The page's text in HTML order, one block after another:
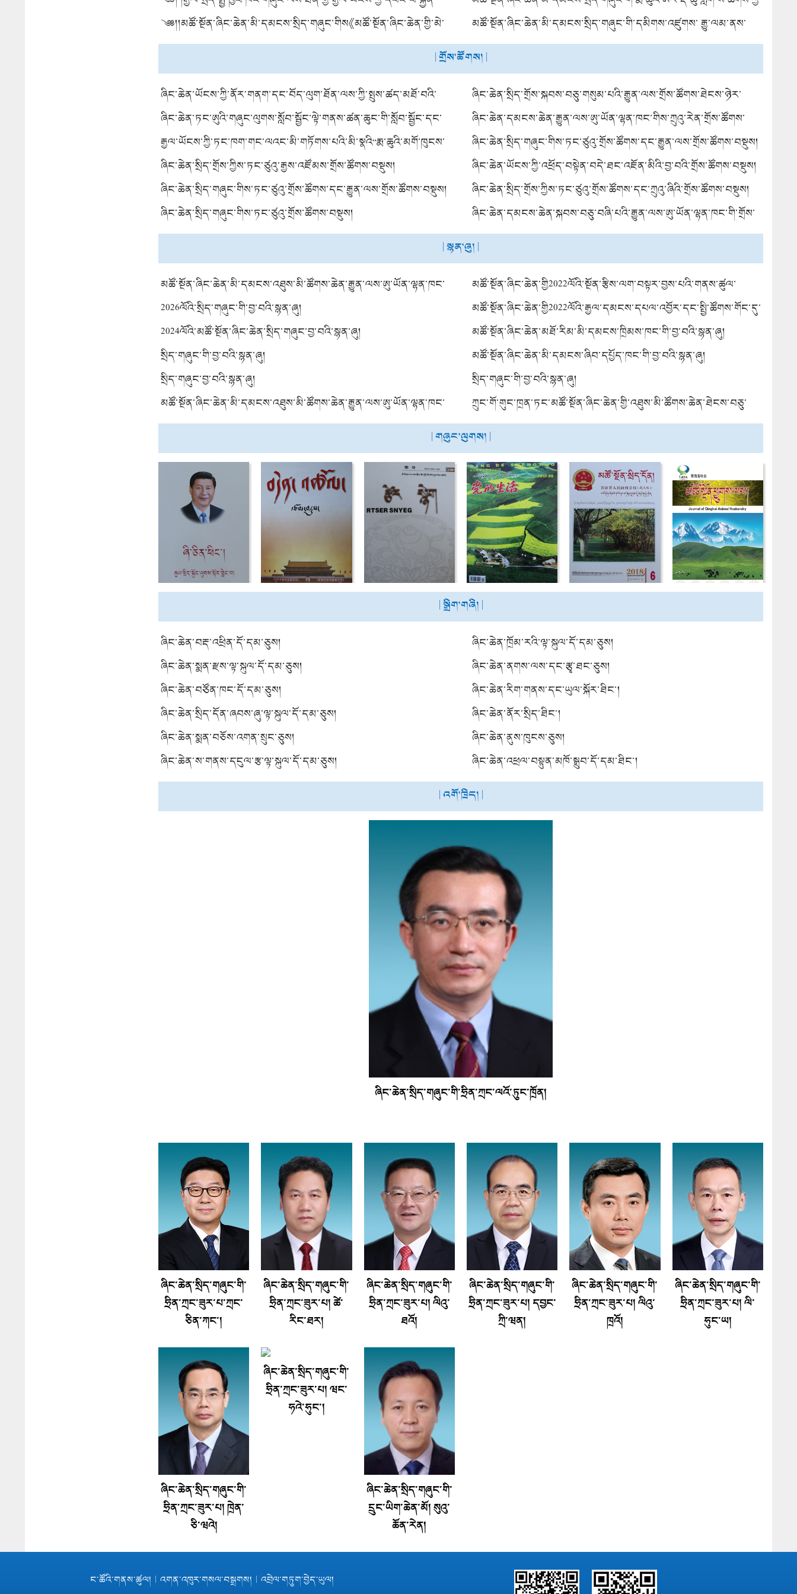
ཅན་ལ་དཔེ་འཐེན་བརྟག་དཔྱད་ཐེངས་གསུམ་པ་བྱེད་པའི་སྐོར་གྱི་བརྡ་སྦྱོར།
༄༅།།མཚོ་སྔོན་ཞིང་ཆེན་མི་དམངས་སྲིད་གཞུང་གིས《མཚོ་སྔོན་ཞིང་ཆེན་གྱི་མེ་
གསོད་བདེ་འཇགས་ཀྱི་འགན་ཁུར་གཏན་འབེབས》དཔར་འགྲེམ་བྱས་པའི་སྐོར་གྱི་
བརྡ་སྦྱོར།
ལས་གྲྭ་སྐྲུན་ས་གཞུང་བསྡུ་བྱས་པའི་ཁྱབ་ཁོངས་སུ་འཛུགས་སྐྲུན་ལས་གཞི་གསར་
འཛུགས་དང་མི་འབོར་སྤོ་སྡོད་བྱེད་མི་ཆོག་པའི་སྐོར་གྱི་ཁྱབ་བརྡ།
མཚོ་སྔོན་ཞིང་ཆེན་མི་དམངས་སྲིད་གཞུང་གི་དམིགས་འཛུགས་ རྒྱུ་ལམ་ནས་
སྲོག་ཆགས་ནང་འདྲེན་བྱེད་པའི་སྐོར་གྱི་ཁྱབ་བརྡ།
| གྲོས་ཚོགས། |
ཞིང་ཆེན་ཡོངས་ཀྱི་ནོར་གནག་དང་བོད་ལུག་ཐོན་ལས་ཀྱི་སྤུས་ཚད་མཐོ་བའི་
འཕེལ་རྒྱས་ཀྱི་སྐུལ་འདེད་ཚོགས་འདུ་བསྡུས།
ཞིང་ཆེན་ཏང་ཨུའི་གཞུང་ལུགས་སློབ་སྦྱོང་ལྟེ་གནས་ཚན་ཆུང་གི་སློབ་སྦྱོང་དང་
སྲིད་འབྲས་ལྟ་བ་ཡང་དག་འཛུགས་པ་དང་ལག་བསྟར་བྱེད་པའི་སློབ་སྦྱོང་སློབ་
གསོའི་ཆེད་དོན་ཞིབ་གྲོས་ཚོགས་འདུ་ཐེངས་གསུམ་པ་བསྡུས།
རྒྱལ་ཡོངས་ཀྱི་ཏང་ཁག་གང་ལའང་མི་གཏོགས་པའི་མི་སྣའི“རྨ་ཆུའི་མགོ་ཁུངས་
རང་བྱུང་སྲུང་སྐྱོབ་ས་ཁུལ་གྱི་འཛུགས་སྐྲུན་དང་སྤུས་ཚད་མཐོ་བའི་འཕེལ་
རྒྱས”ཞེས་པ་བརྗོད་གཞི་བྱས་པའི་ལྟ་སྐུལ་ཞིབ་འཇུག་དང་མཚོ་སྔོན་ཞིང་ཆེན་གྱི་
གནས་ཚུལ་ངོ་སྤྲོད་ཚོགས་འདུ་བསྡུས།
ཞིང་ཆེན་སྲིད་གྲོས་ཀྱིས་ཏང་ཙུའུ་རྒྱས་འཛོམས་གྲོས་ཚོགས་བསྡུས།
ཞིང་ཆེན་སྲིད་གཞུང་གིས་ཏང་ཙུའུ་གྲོས་ཚོགས་དང་རྒྱུན་ལས་གྲོས་ཚོགས་བསྡུས།
ཞིང་ཆེན་སྲིད་གཞུང་གིས་ཏང་ཙུའུ་གྲོས་ཚོགས་བསྡུས།
ཞིང་ཆེན་སྲིད་གྲོས་སྐབས་བཅུ་གསུམ་པའི་རྒྱུན་ལས་གྲོས་ཚོགས་ཐེངས་ཉེར་
གཅིག་པ་བསྡུས།
ཞིང་ཆེན་དམངས་ཆེན་རྒྱུན་ལས་ཨུ་ཡོན་ལྷན་ཁང་གིས་ཀྲུའུ་རེན་གྲོས་ཚོགས་
བསྡུས།
ཞིང་ཆེན་སྲིད་གཞུང་གིས་ཏང་ཙུའུ་གྲོས་ཚོགས་དང་རྒྱུན་ལས་གྲོས་ཚོགས་བསྡུས།
ཞིང་ཆེན་ཡོངས་ཀྱི་འཕྲོད་བསྟེན་བདེ་ཐང་འཇོན་མིའི་བྱ་བའི་གྲོས་ཚོགས་བསྡུས།
ཞིང་ཆེན་སྲིད་གྲོས་ཀྱིས་ཏང་ཙུའུ་གྲོས་ཚོགས་དང་ཀྲུའུ་ཞིའི་གྲོས་ཚོགས་བསྡུས།
ཞིང་ཆེན་དམངས་ཆེན་སྐབས་བཅུ་བཞི་པའི་རྒྱུན་ལས་ཨུ་ཡོན་ལྷན་ཁང་གི་གྲོས་
ཚོགས་ཐེངས་ཉེར་གཉིས་པ་བསྡུས།
| སྙན་ཞུ། |
མཚོ་སྔོན་ཞིང་ཆེན་མི་དམངས་འཐུས་མི་ཚོགས་ཆེན་རྒྱུན་ལས་ཨུ་ཡོན་ལྷན་ཁང་
གི་བྱ་བའི་སྙན་ཞུ།
2026ལོའི་སྲིད་གཞུང་གི་བྱ་བའི་སྙན་ཞུ།
2024ལོའི་མཚོ་སྔོན་ཞིང་ཆེན་སྲིད་གཞུང་བྱ་བའི་སྙན་ཞུ།
སྲིད་གཞུང་གི་བྱ་བའི་སྙན་ཞུ།
སྲིད་གཞུང་བྱ་བའི་སྙན་ཞུ།
མཚོ་སྔོན་ཞིང་ཆེན་མི་དམངས་འཐུས་མི་ཚོགས་ཆེན་རྒྱུན་ལས་ཨུ་ཡོན་ལྷན་ཁང་
གི་བྱ་བའི་སྙན་ཞུ།
མཚོ་སྔོན་ཞིང་ཆེན་གྱི2022ལོའི་སྔོན་རྩིས་ལག་བསྟར་བྱས་པའི་གནས་ཚུལ་
དང2023ལོའི་སྔོན་རྩིས་འཆར་ཟིན་སྐོར་གྱི་སྙན་ཞུ།
མཚོ་སྔོན་ཞིང་ཆེན་གྱི2022ལོའི་རྒྱལ་དམངས་དཔལ་འབྱོར་དང་སྤྱི་ཚོགས་གོང་དུ་
སྤེལ་བའི་འཆར་གཞི་ལག་བསྟར་བྱས་ཚུལ་དང2023ལོའི་རྒྱལ་དམངས་དཔལ་
འབྱོར་དང་སྤྱི་ཚོགས་གོང་དུ་སྤེལ་བའི་འཆར་གཞིའི་འཆར་ཟིན་སྐོར་གྱི་སྙན་ཞུ།
མཚོ་སྔོན་ཞིང་ཆེན་མཐོ་རིམ་མི་དམངས་ཁྲིམས་ཁང་གི་བྱ་བའི་སྙན་ཞུ།
མཚོ་སྔོན་ཞིང་ཆེན་མི་དམངས་ཞིབ་དཔྱོད་ཁང་གི་བྱ་བའི་སྙན་ཞུ།
སྲིད་གཞུང་གི་བྱ་བའི་སྙན་ཞུ།
ཀྲུང་གོ་གུང་ཁྲན་ཏང་མཚོ་སྔོན་ཞིང་ཆེན་གྱི་འཐུས་མི་ཚོགས་ཆེན་ཐེངས་བཅུ་
བཞི་པའི་སྟེང་གི་སྙན་ཞུ།
| གཞུང་ལུགས། |
| སྒྲིག་གཞི། |
ཞིང་ཆེན་བརྡ་འཕྲིན་དོ་དམ་ཅུས།
ཞིང་ཆེན་སྨན་རྫས་ལྟ་སྐུལ་དོ་དམ་ཅུས།
ཞིང་ཆེན་བཙོན་ཁང་དོ་དམ་ཅུས།
ཞིང་ཆེན་སྲིད་དོན་ཞབས་ཞུ་ལྟ་སྐུལ་དོ་དམ་ཅུས།
ཞིང་ཆེན་སྨན་བཅོས་འགན་སྲུང་ཅུས།
ཞིང་ཆེན་ས་གནས་དངུལ་རྩ་ལྟ་སྐུལ་དོ་དམ་ཅུས།
ཞིང་ཆེན་ཁྲོམ་རའི་ལྟ་སྐུལ་དོ་དམ་ཅུས།
ཞིང་ཆེན་ནགས་ལས་དང་རྩྭ་ཐང་ཅུས།
ཞིང་ཆེན་རིག་གནས་དང་ཡུལ་སྐོར་ཐིང་།
ཞིང་ཆེན་ནོར་སྲིད་ཐིང་།
ཞིང་ཆེན་ནུས་ཁུངས་ཅུས།
ཞིང་ཆེན་འཕྲལ་བསྟུན་མཁོ་སྒྲུབ་དོ་དམ་ཐིང་།
| འགོ་ཁྲིད། |
ཞིང་ཆེན་སྲིད་གཞུང་གི་ཧྲིན་ཀྲང་ལའོ་ཏུང་ཁྲོན།
ཞིང་ཆེན་སྲིད་གཞུང་གི་
ཧྲིན་ཀྲང་ཟུར་པ་ཀྲང་
ཅིན་ཀང་།
ཞིང་ཆེན་སྲིད་གཞུང་གི་
ཧྲིན་ཀྲང་ཟུར་པ། ཚེ་
རིང་ཐར།
ཞིང་ཆེན་སྲིད་གཞུང་གི་
ཧྲིན་ཀྲང་ཟུར་པ། ལིའུ་
ཐའོ།
ཞིང་ཆེན་སྲིད་གཞུང་གི་
ཧྲིན་ཀྲང་ཟུར་པ། དབྱང་
ཀྲི་ཝན།
ཞིང་ཆེན་སྲིད་གཞུང་གི་
ཧྲིན་ཀྲང་ཟུར་པ། ལིའུ་
ཁྲའོ།
ཞིང་ཆེན་སྲིད་གཞུང་གི་
ཧྲིན་ཀྲང་ཟུར་པ། ལི་
ཧུང་ཡ།
ཞིང་ཆེན་སྲིད་གཞུང་གི་
ཧྲིན་ཀྲང་ཟུར་པ། ཁྲེན་
ཅི་ཝའེ།
ཞིང་ཆེན་སྲིད་གཞུང་གི་
ཧྲིན་ཀྲང་ཟུར་པ། ཝང་
ཧའེ་ཧུང་།
ཞིང་ཆེན་སྲིད་གཞུང་གི་
དྲུང་ཡིག་ཆེན་མོ། སུའུ་
ཆོན་རེན།
ང་ཚོའི་གནས་ཚུལ། | འགན་འཁུར་གསལ་བསྒྲགས། | འབྲེལ་གཏུག་བྱེད་ཡུལ།